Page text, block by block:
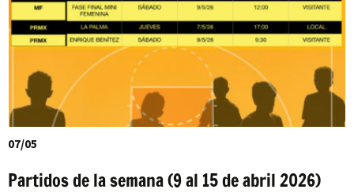
07/05
Partidos de la semana (9 al 15 de abril 2026)